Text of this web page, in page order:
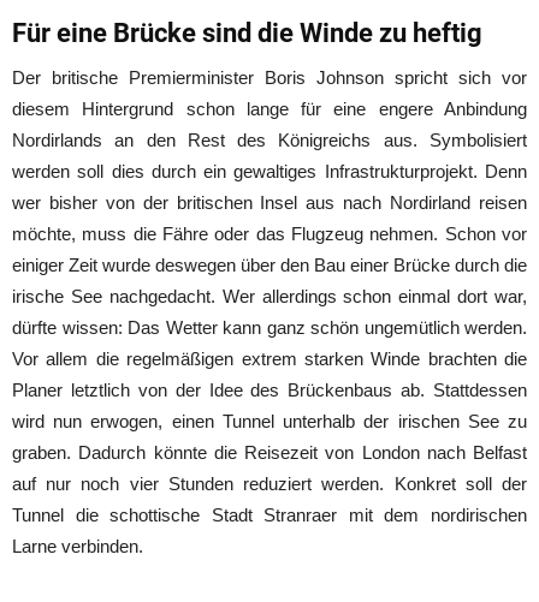
Für eine Brücke sind die Winde zu heftig
Der britische Premierminister Boris Johnson spricht sich vor
diesem Hintergrund schon lange für eine engere Anbindung
Nordirlands an den Rest des Königreichs aus. Symbolisiert
werden soll dies durch ein gewaltiges Infrastrukturprojekt. Denn
wer bisher von der britischen Insel aus nach Nordirland reisen
möchte, muss die Fähre oder das Flugzeug nehmen. Schon vor
einiger Zeit wurde deswegen über den Bau einer Brücke durch die
irische See nachgedacht. Wer allerdings schon einmal dort war,
dürfte wissen: Das Wetter kann ganz schön ungemütlich werden.
Vor allem die regelmäßigen extrem starken Winde brachten die
Planer letztlich von der Idee des Brückenbaus ab. Stattdessen
wird nun erwogen, einen Tunnel unterhalb der irischen See zu
graben. Dadurch könnte die Reisezeit von London nach Belfast
auf nur noch vier Stunden reduziert werden. Konkret soll der
Tunnel die schottische Stadt Stranraer mit dem nordirischen
Larne verbinden.